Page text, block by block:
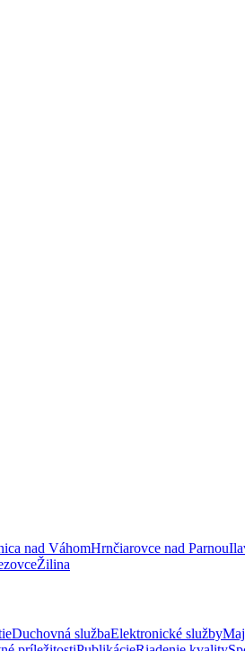
nad VáhomHrnčiarovce nad Parnou
Žilina
Duchovná službaElektronické služby